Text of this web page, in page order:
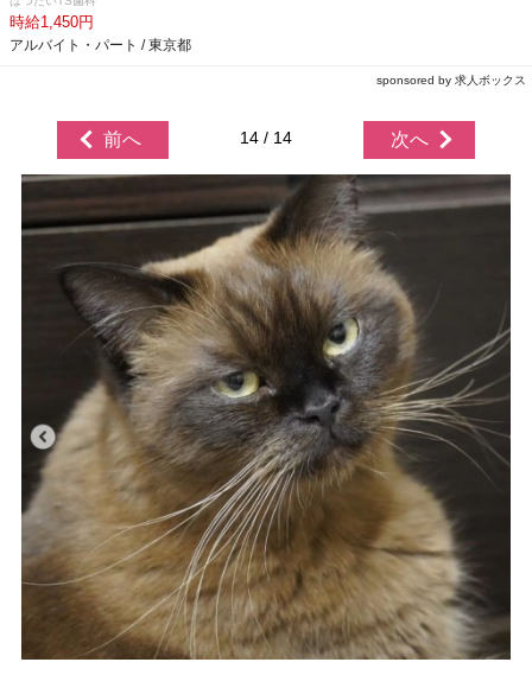
時給1,450円
アルバイト・パート / 東京都
sponsored by 求人ボックス
前へ 14 / 14 次へ